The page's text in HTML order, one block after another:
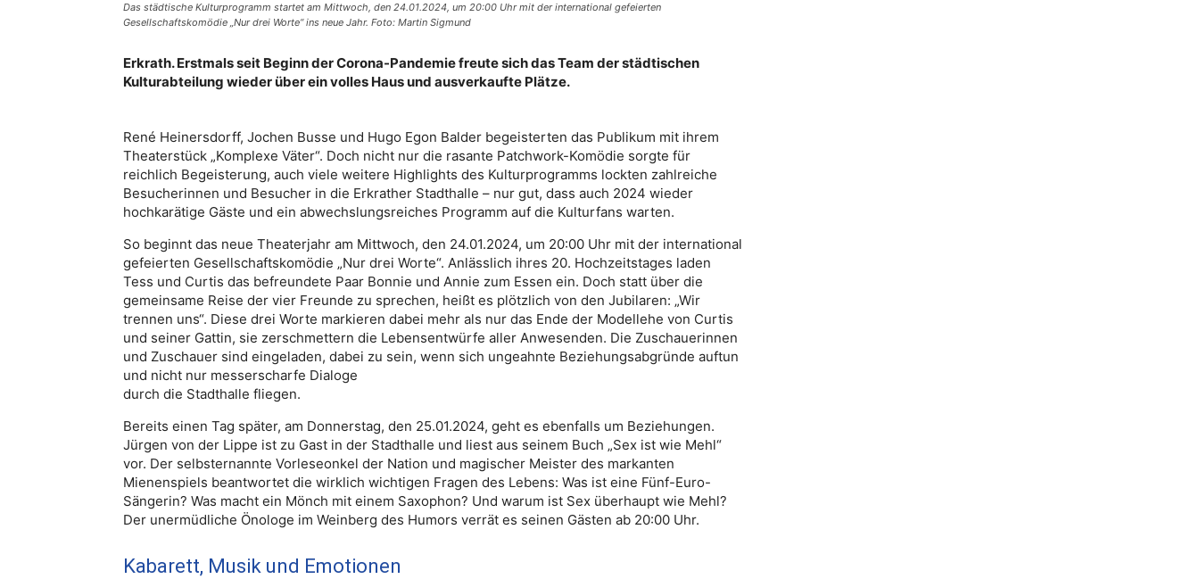
Das städtische Kulturprogramm startet am Mittwoch, den 24.01.2024, um 20:00 Uhr mit der international gefeierten
Gesellschaftskomödie „Nur drei Worte“ ins neue Jahr. Foto: Martin Sigmund
Erkrath. Erstmals seit Beginn der Corona-Pandemie freute sich das Team der städtischen
Kulturabteilung wieder über ein volles Haus und ausverkaufte Plätze.
René Heinersdorff, Jochen Busse und Hugo Egon Balder begeisterten das Publikum mit ihrem
Theaterstück „Komplexe Väter“. Doch nicht nur die rasante Patchwork-Komödie sorgte für
reichlich Begeisterung, auch viele weitere Highlights des Kulturprogramms lockten zahlreiche
Besucherinnen und Besucher in die Erkrather Stadthalle – nur gut, dass auch 2024 wieder
hochkarätige Gäste und ein abwechslungsreiches Programm auf die Kulturfans warten.
So beginnt das neue Theaterjahr am Mittwoch, den 24.01.2024, um 20:00 Uhr mit der international
gefeierten Gesellschaftskomödie „Nur drei Worte“. Anlässlich ihres 20. Hochzeitstages laden
Tess und Curtis das befreundete Paar Bonnie und Annie zum Essen ein. Doch statt über die
gemeinsame Reise der vier Freunde zu sprechen, heißt es plötzlich von den Jubilaren: „Wir
trennen uns“. Diese drei Worte markieren dabei mehr als nur das Ende der Modellehe von Curtis
und seiner Gattin, sie zerschmettern die Lebensentwürfe aller Anwesenden. Die Zuschauerinnen
und Zuschauer sind eingeladen, dabei zu sein, wenn sich ungeahnte Beziehungsabgründe auftun
und nicht nur messerscharfe Dialoge
durch die Stadthalle fliegen.
Bereits einen Tag später, am Donnerstag, den 25.01.2024, geht es ebenfalls um Beziehungen.
Jürgen von der Lippe ist zu Gast in der Stadthalle und liest aus seinem Buch „Sex ist wie Mehl“
vor. Der selbsternannte Vorleseonkel der Nation und magischer Meister des markanten
Mienenspiels beantwortet die wirklich wichtigen Fragen des Lebens: Was ist eine Fünf-Euro-
Sängerin? Was macht ein Mönch mit einem Saxophon? Und warum ist Sex überhaupt wie Mehl?
Der unermüdliche Önologe im Weinberg des Humors verrät es seinen Gästen ab 20:00 Uhr.
Kabarett, Musik und Emotionen